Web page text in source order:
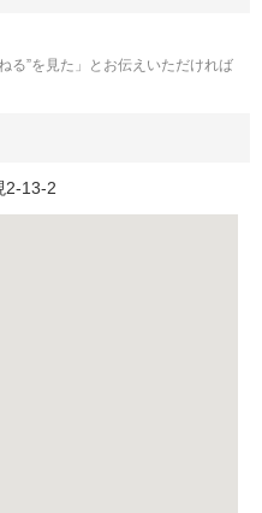
る”を見た」とお伝えいただければ
2-13-2